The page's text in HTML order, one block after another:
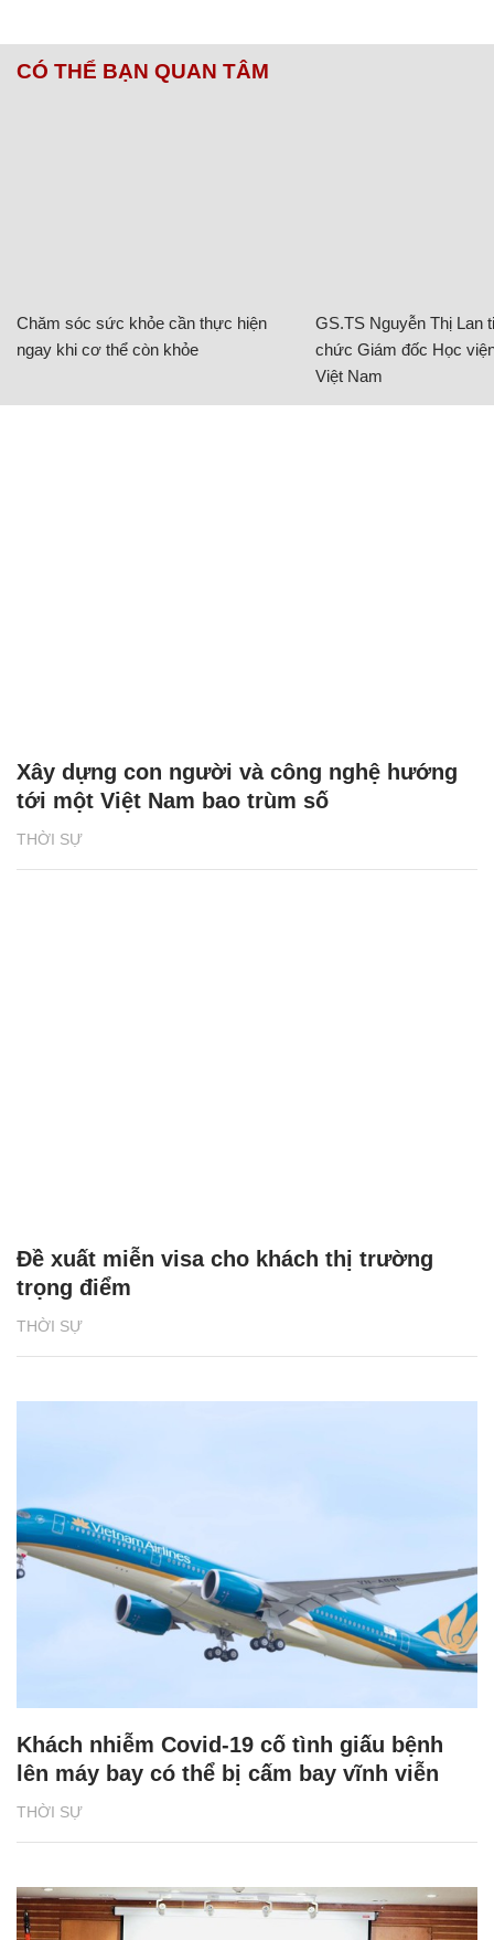
CÓ THỂ BẠN QUAN TÂM
Chăm sóc sức khỏe cần thực hiện
ngay khi cơ thể còn khỏe
GS.TS Nguyễn Thị Lan
chức Giám đốc Học
Việt Nam
THỜI SỰ
Xây dựng con người và công nghệ hướng
tới một Việt Nam bao trùm số
THỜI SỰ
Đề xuất miễn visa cho khách thị trường
trọng điểm
THỜI SỰ
Khách nhiễm Covid-19 cố tình giấu bệnh
lên máy bay có thể bị cấm bay vĩnh viễn